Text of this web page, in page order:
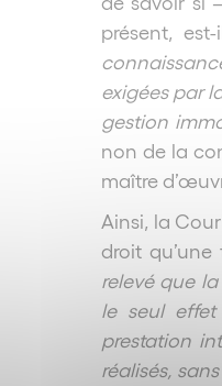
présent,
exigées par
gestion
non de la
maître
Ainsi, la
droit
relevé que
le seul
prestation
réalisés,